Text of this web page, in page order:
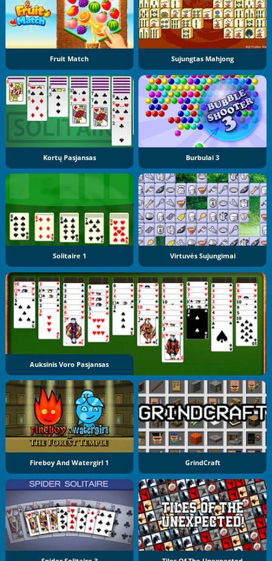
Fruit Match Sujungtas Mahjong
Kortų Pasjansas Burbulai 3
Solitaire 1
Auksinis Voro Pasjansas
Virtuvės Sujungimai
Fireboy And Watergirl 1 GrindCraft